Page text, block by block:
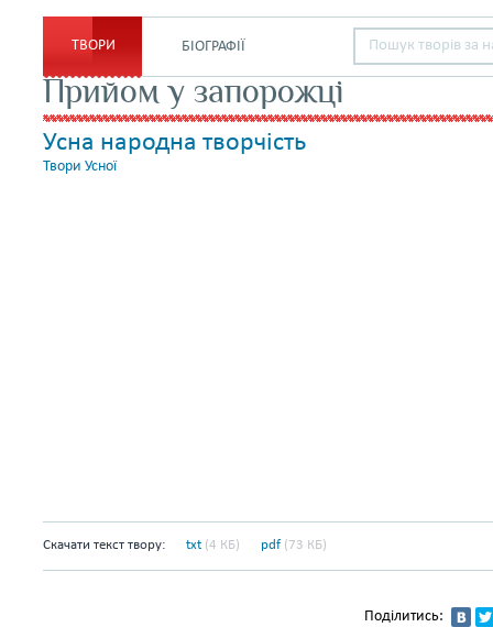
ТВОРИ БІОГРАФІЇ
Прийом у запорожці
Усна народна творчість
Твори Усної
Скачати текст твору: txt (4 КБ) pdf (73 КБ)
Поділитись: